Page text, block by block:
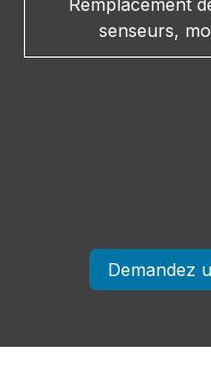
senseurs,
Demandez